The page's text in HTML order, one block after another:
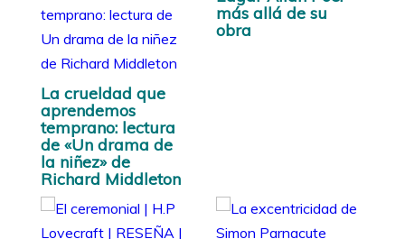
La crueldad que
aprendemos
temprano: lectura
de «Un drama de
la niñez» de
Richard Middleton
más allá de su
obra